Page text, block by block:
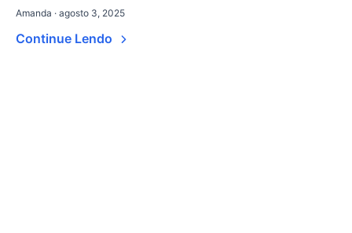
Amanda · agosto 3, 2025
Continue Lendo